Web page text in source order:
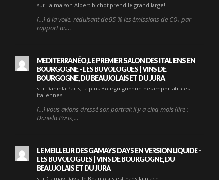
sur La maison Albert bichot prend le grand large!
[…] à la voile, réduisant de 95 % les émissions de CO₂ par
rapport au…
MEDITERRANÉO, LE PREMIER SALON DES ITALIENS EN
BOURGOGNE - LES BUVOLOGUES | VINS DE
BOURGOGNE, DU BEAUJOLAIS ET DU JURA
sur Daniela Paris, la plus Bourguignonne des importatrices
italiennes
[…] vous avions dressé son portrait il y a cinq mois (lire :
Daniela Paris,…
LE MEILLEUR DES GAMAYS DAYS EN VERSION LIQUIDE -
LES BUVOLOGUES | VINS DE BOURGOGNE, DU
BEAUJOLAIS ET DU JURA
sur Gamay Days, le Beaujolais est dans la place !